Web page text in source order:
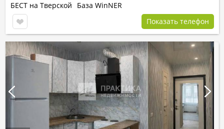
БЕСТ на Тверской
База WinNER
Показать телефон